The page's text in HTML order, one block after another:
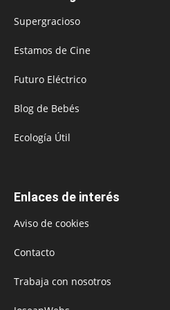
Supergracioso
Estamos de Cine
Futuro Eléctrico
Blog de Bebés
Ecología Útil
Enlaces de interés
Aviso de cookies
Contacto
Trabaja con nosotros